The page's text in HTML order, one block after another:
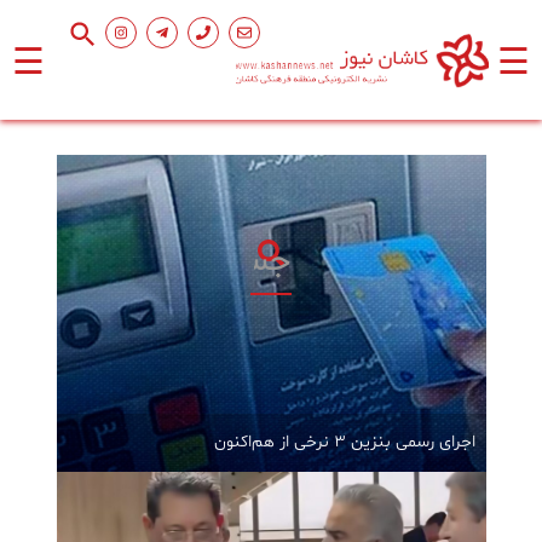
☰ ☰
اصلی
فرهنگ
ورزشی
زیست
اجرای رسمی بنزین ۳ نرخی از هم‌اکنون